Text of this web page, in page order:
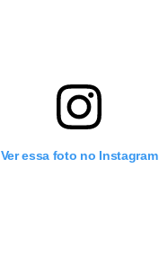
Ver essa foto no Instagram